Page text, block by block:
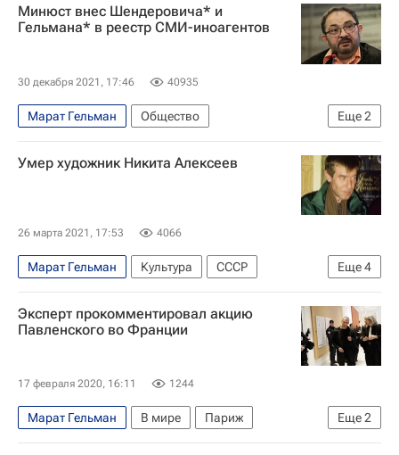
русофобия
Минюст внес Шендеровича* и
Гельмана* в реестр СМИ-иноагентов
30 декабря 2021, 17:46 40935
Еще2
Марат Гельман
Общество
Виктор Шендерович*
Россия
Умер художник Никита Алексеев
26 марта 2021, 17:53 4066
Еще4
Марат Гельман Культура
СССР
Франция
Русский музей
Московский музей современного искусства
Эксперт прокомментировал акцию
Павленского во Франции
17 февраля 2020, 16:11 1244
Еще2
Марат Гельман В мире
Париж
Франция
Петр Павленский